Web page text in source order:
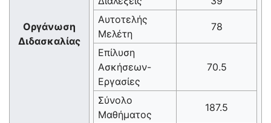
Οργάνωση
Διδασκαλίας
Αυτοτελής
Μελέτη
78
Επίλυση
Ασκήσεων-
Εργασίες
70.5
Σύνολο
Μαθήματος
187.5